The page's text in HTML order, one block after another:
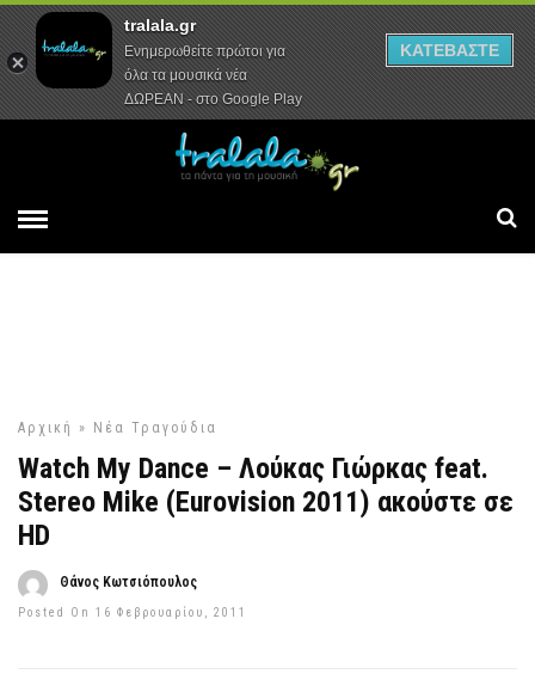
Αρχική Συνεντεύξεις Ρεπορτάζ
Αρχική » Νέα Τραγούδια
Watch My Dance – Λούκας Γιώρκας feat.
Stereo Mike (Eurovision 2011) ακούστε σε
HD
Θάνος Κωτσιόπουλος
Posted On 16 Φεβρουαρίου, 2011
tralala.gr
Ενημερωθείτε πρώτοι για
όλα τα μουσικά νέα
ΔΩΡΕΑΝ - στο Google Play
ΚΑΤΕΒΑΣΤΕ